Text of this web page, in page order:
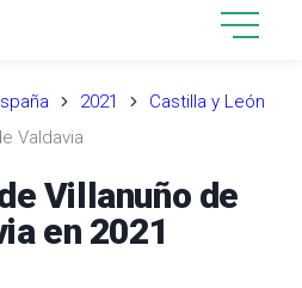
2021
Castilla y León
Valdavia
Villanuño de
en 2021